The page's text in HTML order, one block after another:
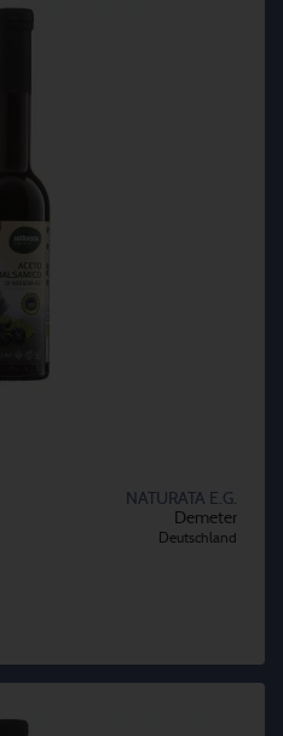
NATURATA E.G.
Demeter
Deutschland